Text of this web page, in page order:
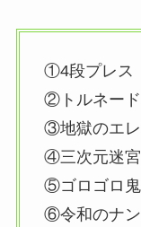
①4段プレス
②トルネー
③地獄のエ
④三次元迷宮
⑤ゴロゴロ鬼
⑥令和のナ